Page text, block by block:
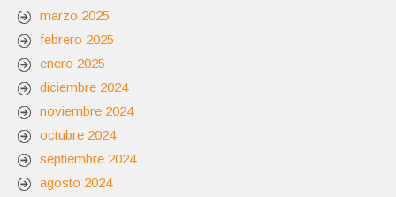
marzo 2025
febrero 2025
enero 2025
diciembre 2024
noviembre 2024
octubre 2024
septiembre 2024
agosto 2024